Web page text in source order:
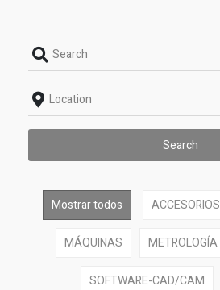
Search
Mostrar todos ACCESORIOS
MÁQUINAS METROLOGÍA
SOFTWARE-CAD/CAM